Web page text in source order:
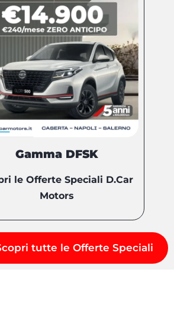
Gamma DFSK
le Offerte Speciali D.Car
Motors
tutte le Offerte Speciali